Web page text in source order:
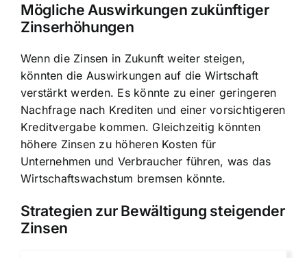
Mögliche Auswirkungen zukünftiger
Zinserhöhungen
Wenn die Zinsen in Zukunft weiter steigen,
könnten die Auswirkungen auf die Wirtschaft
verstärkt werden. Es könnte zu einer geringeren
Nachfrage nach Krediten und einer vorsichtigeren
Kreditvergabe kommen. Gleichzeitig könnten
höhere Zinsen zu höheren Kosten für
Unternehmen und Verbraucher führen, was das
Wirtschaftswachstum bremsen könnte.
Strategien zur Bewältigung steigender
Zinsen